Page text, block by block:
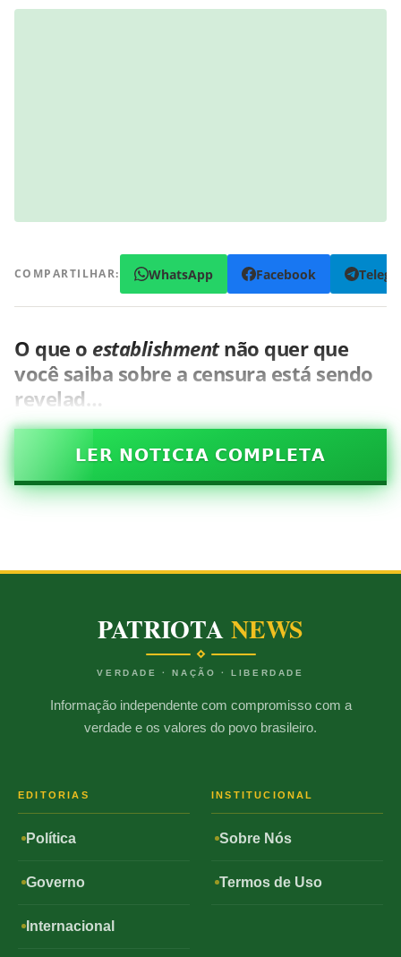
COMPARTILHAR: WhatsApp Facebook
O que o establishmentnão quer que
você saiba sobre a censura está sendo
revelad…
𝗟𝗘𝗥 𝗡𝗢𝗧𝗜𝗖𝗜𝗔 𝗖𝗢𝗠𝗣𝗟𝗘𝗧𝗔
PATRIOTANEWS
VERDADE · NAÇÃO · LIBERDADE
Informação independente com compromisso com a
verdade e os valores do povo brasileiro.
EDITORIAS
Política
Governo
Internacional
INSTITUCIONAL
Sobre Nós
Termos de Uso